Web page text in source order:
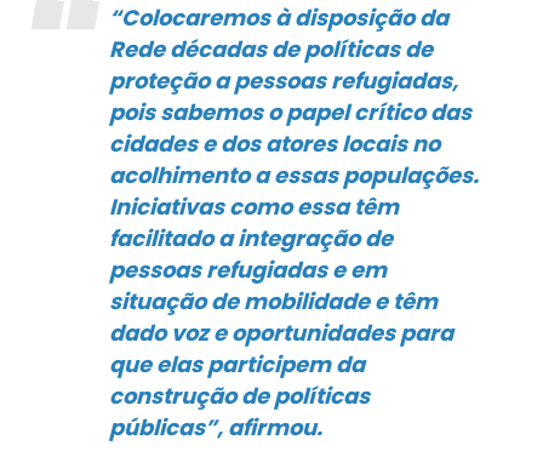
“Colocaremos à disposição da
Rede décadas de políticas de
proteção a pessoas refugiadas,
pois sabemos o papel crítico das
cidades e dos atores locais no
acolhimento a essas populações.
Iniciativas como essa têm
facilitado a integração de
pessoas refugiadas e em
situação de mobilidade e têm
dado voz e oportunidades para
que elas participem da
construção de políticas
públicas”, afirmou.